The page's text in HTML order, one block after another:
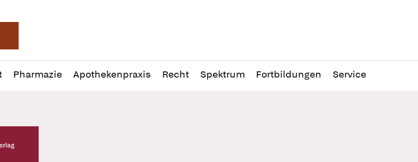
Pharmazie Apothekenpraxis Recht Spektrum Fortbildungen Service
Verlag Logo